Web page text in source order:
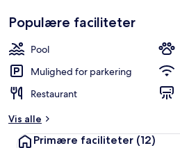
Populære faciliteter
Pool
Mulighed for parkering
Restaurant
Vis alle
Primære faciliteter (12)